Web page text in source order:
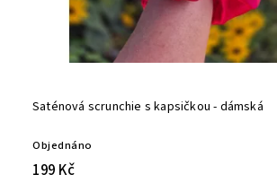
Saténová scrunchie s kapsičkou - dámská
Objednáno
199 Kč